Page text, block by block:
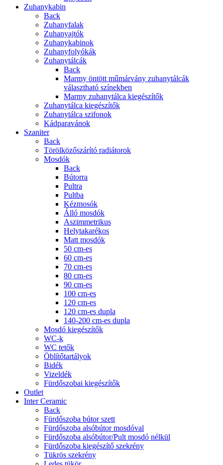
Zuhanykabin
Back
Zuhanyfalak
Zuhanyajtók
Zuhanykabinok
Zuhanyfolyókák
Zuhanytálcák
Back
Marmy öntött műmárvány zuhanytálcák
választható színekben
Marmy zuhanytálca kiegészítők
Zuhanytálca kiegészítők
Zuhanytálca szifonok
Kádparavánok
Szaniter
Back
Törölközőszárító radiátorok
Mosdók
Back
Bútorra
Pultra
Pultba
Kézmosók
Álló mosdók
Aszimmetrikus
Helytakarékos
Matt mosdók
50 cm-es
60 cm-es
70 cm-es
80 cm-es
90 cm-es
100 cm-es
120 cm-es
120 cm-es dupla
140-200 cm-es dupla
Mosdó kiegészítők
WC-k
WC tetők
Öblítőtartályok
Bidék
Vizeldék
Fürdőszobai kiegészítők
Outlet
Inter Ceramic
Back
Fürdőszoba bútor szett
Fürdőszoba alsóbútor mosdóval
Fürdőszoba alsóbútor/Pult mosdó nélkül
Fürdőszoba kiegészítő szekrény
Tükrös szekrény